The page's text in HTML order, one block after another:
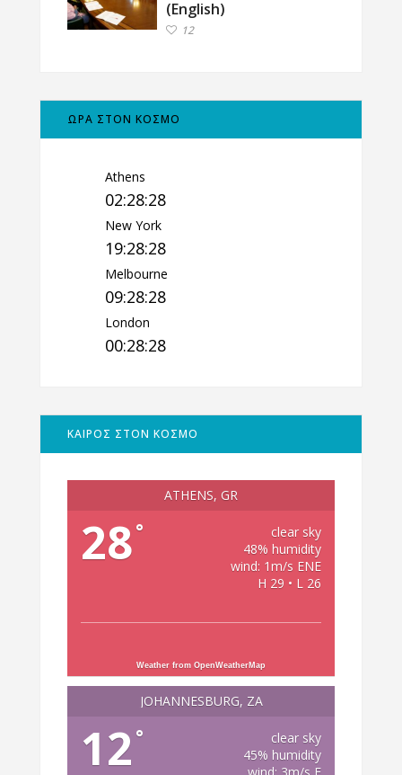
(English)
12
ΩΡΑ ΣΤΟΝ ΚΟΣΜΟ
Athens
02:28:29
New York
19:28:29
Melbourne
09:28:29
London
00:28:29
ΚΑΙΡΟΣ ΣΤΟΝ ΚΟΣΜΟ
ATHENS, GR
28°
clear sky
48% humidity
wind: 1m/s ENE
H 29 • L 26
Weather from OpenWeatherMap
JOHANNESBURG, ZA
12 °
clear sky
45% humidity
wind: 3m/s E